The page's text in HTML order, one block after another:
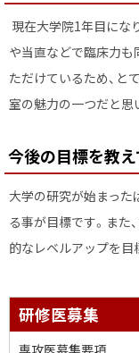
現在大学院1年目にな
や当直などで臨床力も
ただけているため、と
室の魅力の一つだと思
今後の目標を教
大学の研究が始まった
る事が目標です。また
的なレベルアップを目
サ
イ
研修医募集